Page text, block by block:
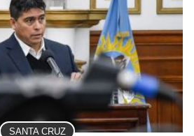
SANTA CRUZ